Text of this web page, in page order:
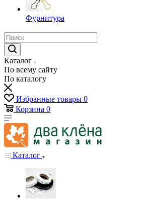
Фурнитура
Каталог
По всему сайту
По каталогу
Избранные товары 0
Корзина 0
Каталог